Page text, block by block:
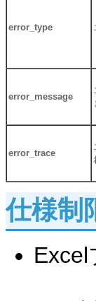
error_type
error_message
error_trace
仕様制